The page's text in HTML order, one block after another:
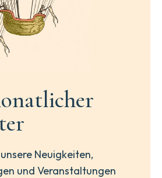
Neuigkeiten,
und Veranstaltungen